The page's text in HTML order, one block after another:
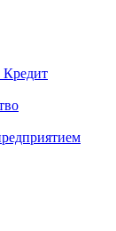
Кредит